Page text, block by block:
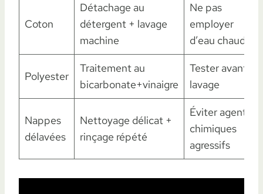
Coton
Détachage au
détergent + lavage
machine
Ne pas
employer
d’eau chaude
Polyester
Traitement au
bicarbonate+vinaigre
Tester avant
lavage
Nappes
délavées
Nettoyage délicat +
rinçage répété
Éviter agents
chimiques
agressifs